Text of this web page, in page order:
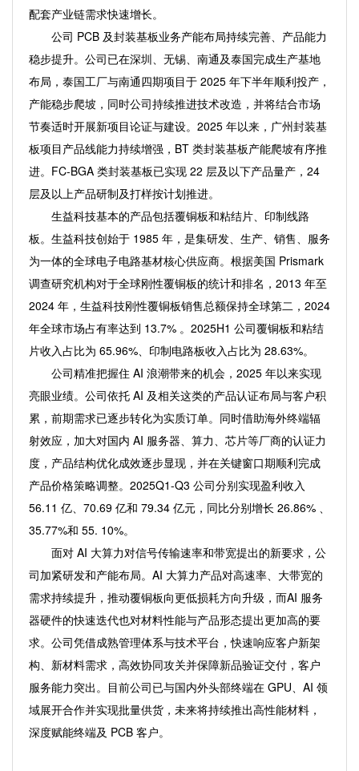
配套产业链需求快速增长。
公司 PCB 及封装基板业务产能布局持续完善、产品能力
稳步提升。公司已在深圳、无锡、南通及泰国完成生产基地
布局，泰国工厂与南通四期项目于 2025 年下半年顺利投产，
产能稳步爬坡，同时公司持续推进技术改造，并将结合市场
节奏适时开展新项目论证与建设。2025 年以来，广州封装基
板项目产品线能力持续增强，BT 类封装基板产能爬坡有序推
进。FC-BGA 类封装基板已实现 22 层及以下产品量产，24
层及以上产品研制及打样按计划推进。
生益科技基本的产品包括覆铜板和粘结片、印制线路
板。生益科技创始于 1985 年，是集研发、生产、销售、服务
为一体的全球电子电路基材核心供应商。根据美国 Prismark
调查研究机构对于全球刚性覆铜板的统计和排名，2013 年至
2024 年，生益科技刚性覆铜板销售总额保持全球第二，2024
年全球市场占有率达到 13.7% 。2025H1 公司覆铜板和粘结
片收入占比为 65.96%、印制电路板收入占比为 28.63%。
公司精准把握住 AI 浪潮带来的机会，2025 年以来实现
亮眼业绩。公司依托 AI 及相关这类的产品认证布局与客户积
累，前期需求已逐步转化为实质订单。同时借助海外终端辐
射效应，加大对国内 AI 服务器、算力、芯片等厂商的认证力
度，产品结构优化成效逐步显现，并在关键窗口期顺利完成
产品价格策略调整。2025Q1-Q3 公司分别实现盈利收入
56.11 亿、70.69 亿和 79.34 亿元，同比分别增长 26.86% 、
35.77%和 55. 10%。
面对 AI 大算力对信号传输速率和带宽提出的新要求，公
司加紧研发和产能布局。AI 大算力产品对高速率、大带宽的
需求持续提升，推动覆铜板向更低损耗方向升级，而AI 服务
器硬件的快速迭代也对材料性能与产品形态提出更加高的要
求。公司凭借成熟管理体系与技术平台，快速响应客户新架
构、新材料需求，高效协同攻关并保障新品验证交付，客户
服务能力突出。目前公司已与国内外头部终端在 GPU、AI 领
域展开合作并实现批量供货，未来将持续推出高性能材料，
深度赋能终端及 PCB 客户。